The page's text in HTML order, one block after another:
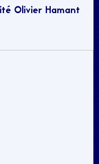
Olivier Hamant